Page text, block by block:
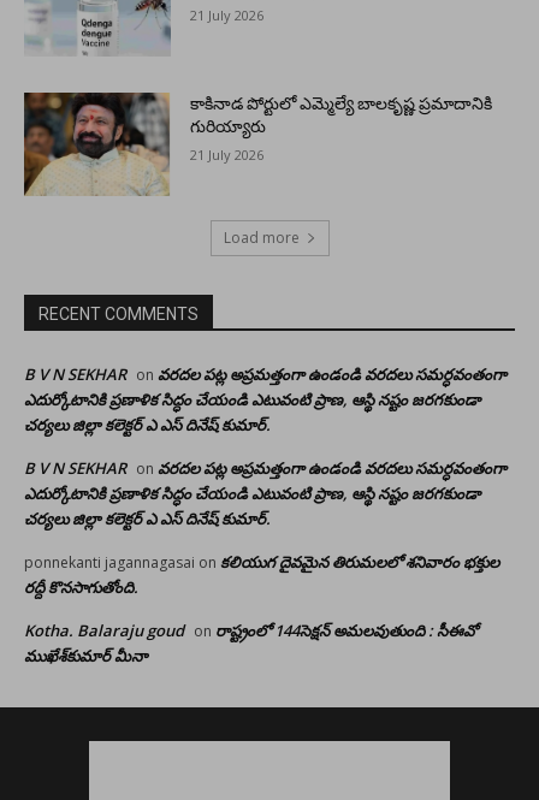
21 July 2026
కాకినాడ పోర్టులో ఎమ్మెల్యే బాలకృష్ణ ప్రమాదానికి
గురియ్యారు
21 July 2026
Load more
RECENT COMMENTS
B V N SEKHAR on వరదల పట్ల అప్రమత్తంగా ఉండండి వరదలు సమర్ధవంతంగా
ఎదుర్కోటానికి ప్రణాళిక సిద్ధం చేయండి ఎటువంటి ప్రాణ, ఆస్థి నష్టం జరగకుండా
చర్యలు జిల్లా కలెక్టర్ ఎ ఎస్ దినేష్ కుమార్.
B V N SEKHAR on వరదల పట్ల అప్రమత్తంగా ఉండండి వరదలు సమర్ధవంతంగా
ఎదుర్కోటానికి ప్రణాళిక సిద్ధం చేయండి ఎటువంటి ప్రాణ, ఆస్థి నష్టం జరగకుండా
చర్యలు జిల్లా కలెక్టర్ ఎ ఎస్ దినేష్ కుమార్.
ponnekanti jagannagasai on కలియుగ దైవమైన తిరుమలలో శనివారం భక్తుల
రద్దీ కొనసాగుతోంది.
Kotha. Balaraju goud on రాష్ట్రంలో 144సెక్షన్ అమలవుతుంది : సీఈవో
ముఖేశ్‌కుమార్‌ మీనా